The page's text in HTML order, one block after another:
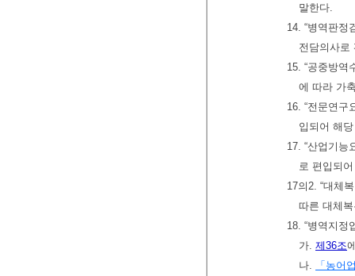
말한다.
14. “병역판정
전담의사로
15. “공중방역
에 따라 가
16. “전문연구
입되어 해
17. “산업기능
로 편입되
17의2. “대체
따른 대체
18. “병역지정
가. 제36조
나.
「농어